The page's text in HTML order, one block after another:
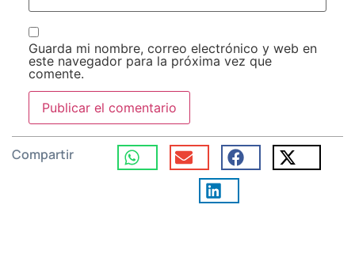
Guarda mi nombre, correo electrónico y web en
este navegador para la próxima vez que
comente.
Compartir